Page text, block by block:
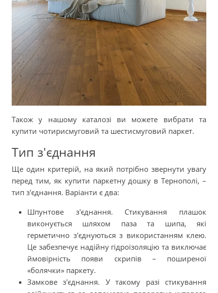
Також у нашому каталозі ви можете вибрати та
купити чотирисмуговий та шестисмуговий паркет.
Тип з'єднання
Ще один критерій, на який потрібно звернути увагу
перед тим, як купити паркетну дошку в Тернополі, –
тип з'єднання. Варіанти є два:
Шпунтове з'єднання. Стикування плашок
виконується шляхом паза та шипа, які
герметично з'єднуються з використанням клею.
Це забезпечує надійну гідроізоляцію та виключає
ймовірність появи скрипів – поширеної
«болячки» паркету.
Замкове з'єднання. У такому разі стикування